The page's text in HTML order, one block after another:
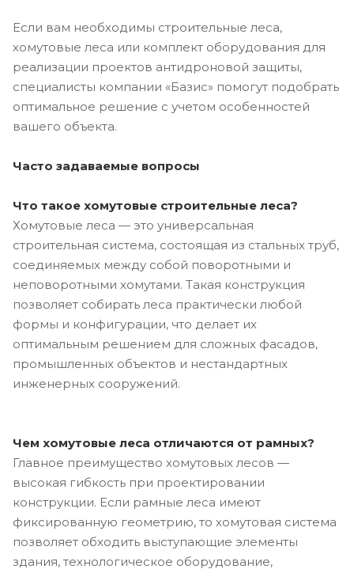
Если вам необходимы строительные леса,
хомутовые леса или комплект оборудования для
реализации проектов антидроновой защиты,
специалисты компании «Базис» помогут подобрать
оптимальное решение с учетом особенностей
вашего объекта.
Часто задаваемые вопросы
Что такое хомутовые строительные леса?
Хомутовые леса — это универсальная
строительная система, состоящая из стальных труб,
соединяемых между собой поворотными и
неповоротными хомутами. Такая конструкция
позволяет собирать леса практически любой
формы и конфигурации, что делает их
оптимальным решением для сложных фасадов,
промышленных объектов и нестандартных
инженерных сооружений.
Чем хомутовые леса отличаются от рамных?
Главное преимущество хомутовых лесов —
высокая гибкость при проектировании
конструкции. Если рамные леса имеют
фиксированную геометрию, то хомутовая система
позволяет обходить выступающие элементы
здания, технологическое оборудование,